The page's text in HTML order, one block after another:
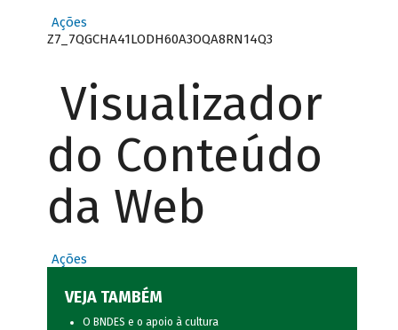
Ações
Z7_7QGCHA41LODH60A3OQA8RN14Q3
Visualizador
do Conteúdo
da Web
Ações
VEJA TAMBÉM
O BNDES e o apoio à cultura